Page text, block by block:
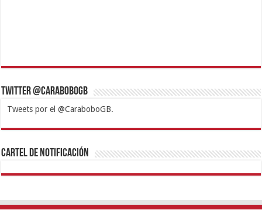
Twitter @CaraboboGB
Tweets por el @CaraboboGB.
1xbetBetturkeyBetistKralbetSupertotobetTipobetMatadorbetMariobet
https://mvbcasino.com/
Cartel de Notificación